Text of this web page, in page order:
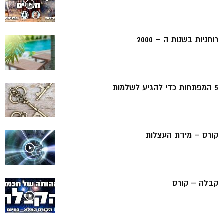
רוחניות בשנות ה – 2000
5 המפתחות כדי להגיע לשלמות
קורס – מידת העצלות
קבלה – קורס